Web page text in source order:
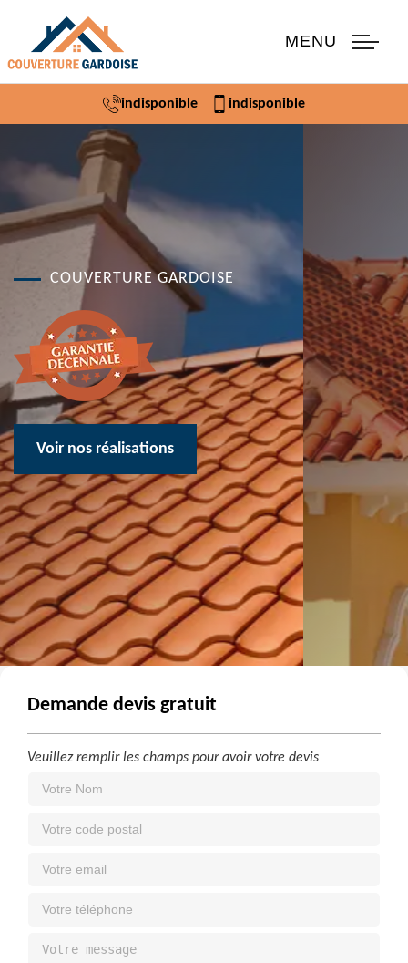
MENU
indisponible indisponible
COUVERTURE GARDOISE
Voir nos réalisations
Demande devis gratuit
Veuillez remplir les champs pour avoir votre devis